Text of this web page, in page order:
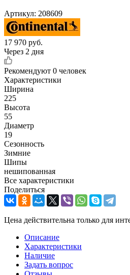
Артикул: 208609
17 970 руб.
Через 2 дня
Рекомендуют 0 человек
Характеристики
Ширина
225
Высота
55
Диаметр
19
Сезонность
Зимние
Шипы
нешипованная
Все характеристики
Поделиться
Цена действительна только для
Описание
Характеристики
Наличие
Задать вопрос